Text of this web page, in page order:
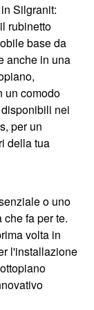
Silgranit:
rubinetto
base da
anche in una
un comodo
nei
per un
della tua
o uno
fa per te.
volta in
l'installazione